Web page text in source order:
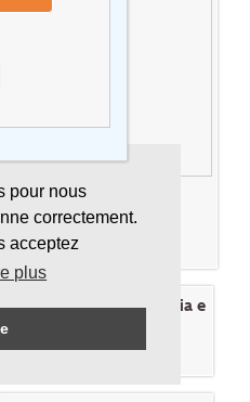
pour nous
correctement.
acceptez
plus
hôtel sur la carte Puglia e